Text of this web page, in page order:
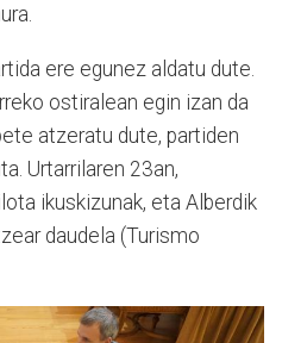
ere egunez aldatu dute.
ostiralean egin izan da
atzeratu dute, partiden
Urtarrilaren 23an,
ikuskizunak, eta Alberdik
daudela (Turismo